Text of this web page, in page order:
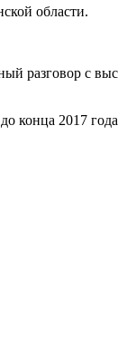
области.
разговор с
конца 2017